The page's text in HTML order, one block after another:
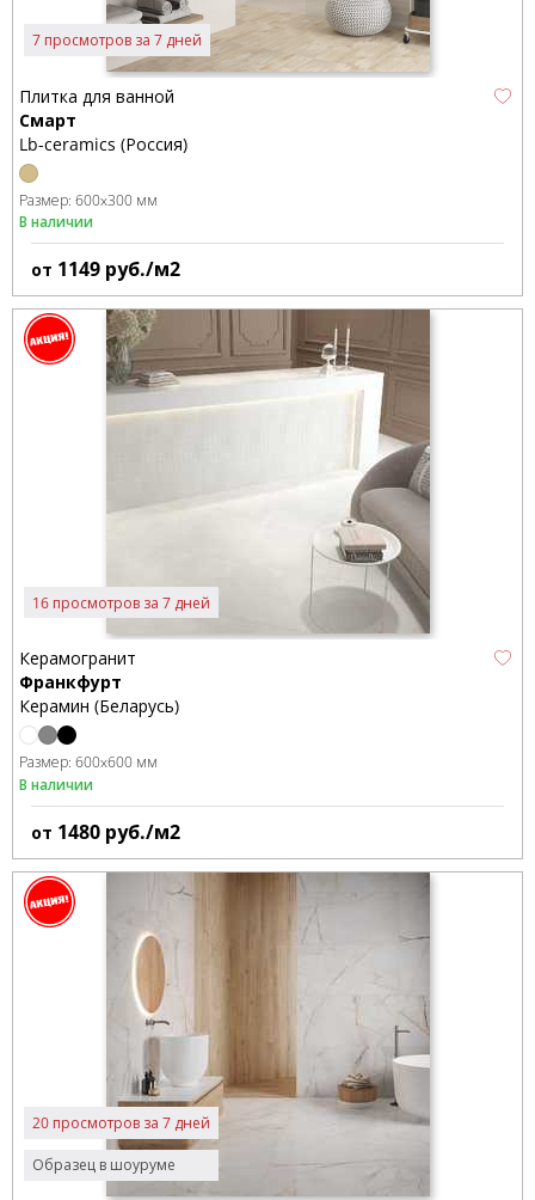
7 просмотров за 7 дней
Плитка для ванной
Смарт
Lb-ceramics (Россия)
Размер: 600x300 мм
В наличии
от 1149 руб./м2
16 просмотров за 7 дней
Керамогранит
Франкфурт
Керамин (Беларусь)
Размер: 600x600 мм
В наличии
от 1480 руб./м2
Образец в шоуруме
20 просмотров за 7 дней